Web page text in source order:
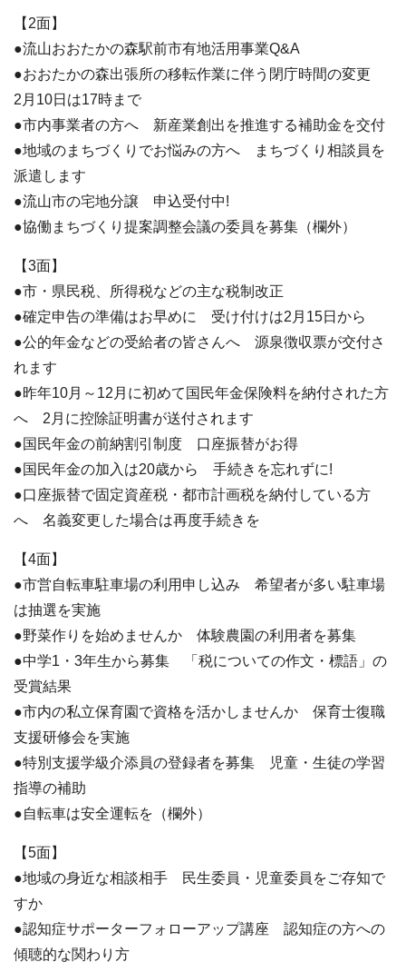
【2面】
●流山おおたかの森駅前市有地活用事業Q&A
●おおたかの森出張所の移転作業に伴う閉庁時間の変更
2月10日は17時まで
●市内事業者の方へ 新産業創出を推進する補助金を交付
●地域のまちづくりでお悩みの方へ まちづくり相談員を
派遣します
●流山市の宅地分譲 申込受付中!
●協働まちづくり提案調整会議の委員を募集（欄外）
【3面】
●市・県民税、所得税などの主な税制改正
●確定申告の準備はお早めに 受け付けは2月15日から
●公的年金などの受給者の皆さんへ 源泉徴収票が交付さ
れます
●昨年10月～12月に初めて国民年金保険料を納付された方
へ 2月に控除証明書が送付されます
●国民年金の前納割引制度 口座振替がお得
●国民年金の加入は20歳から 手続きを忘れずに!
●口座振替で固定資産税・都市計画税を納付している方
へ 名義変更した場合は再度手続きを
【4面】
●市営自転車駐車場の利用申し込み 希望者が多い駐車場
は抽選を実施
●野菜作りを始めませんか 体験農園の利用者を募集
●中学1・3年生から募集 「税についての作文・標語」の
受賞結果
●市内の私立保育園で資格を活かしませんか 保育士復職
支援研修会を実施
●特別支援学級介添員の登録者を募集 児童・生徒の学習
指導の補助
●自転車は安全運転を（欄外）
【5面】
●地域の身近な相談相手 民生委員・児童委員をご存知で
すか
●認知症サポーターフォローアップ講座 認知症の方への
傾聴的な関わり方